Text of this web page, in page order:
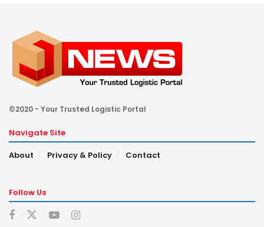
©2020 - Your Trusted Logistic Portal
Navigate Site
About
Privacy & Policy Contact
Follow Us